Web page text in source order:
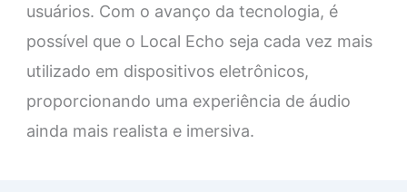
usuários. Com o avanço da tecnologia, é
possível que o Local Echo seja cada vez mais
utilizado em dispositivos eletrônicos,
proporcionando uma experiência de áudio
ainda mais realista e imersiva.